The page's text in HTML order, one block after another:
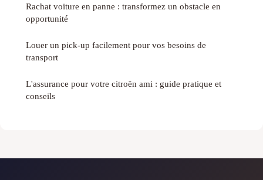
Rachat voiture en panne : transformez un obstacle en
opportunité
Louer un pick-up facilement pour vos besoins de
transport
L'assurance pour votre citroën ami : guide pratique et
conseils